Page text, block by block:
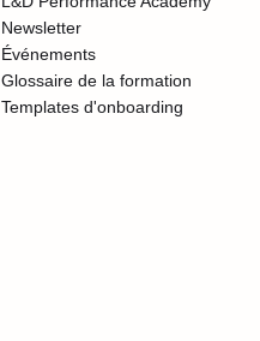
Newsletter
Événements
Glossaire de la formation
Templates d'onboarding